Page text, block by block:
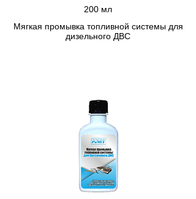
200 мл
Мягкая промывка топливной системы для
дизельного ДВС